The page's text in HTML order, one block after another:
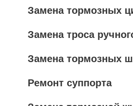
Замена тормозных
Замена троса
Замена тормозных
Ремонт суппорта